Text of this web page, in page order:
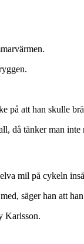
på att han skulle
då tänker man inte
mil på cykeln
säger han att
Karlsson.